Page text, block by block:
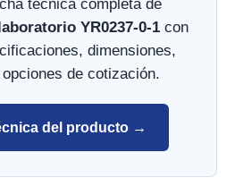
técnica completa de
YR0237-0-1 con
dimensiones,
de cotización.
del producto →